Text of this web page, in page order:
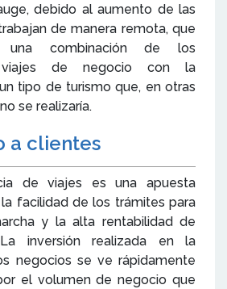
debido al aumento de las
de manera remota, que
una combinación de los
viajes de negocio con la
tipo de turismo que, en otras
se realizaría.
a clientes
de viajes es una apuesta
facilidad de los trámites para
y la alta rentabilidad de
inversión realizada en la
negocios se ve rápidamente
el volumen de negocio que